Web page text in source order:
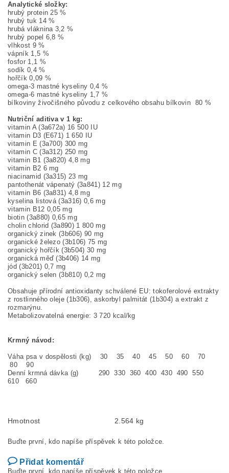
Analytické složky:
hrubý protein 25 %
hrubý tuk 14 %
hrubá vláknina 3,2 %
hrubý popel 6,8 %
vlhkost 9 %
vápník 1,5 %
fosfor 1,1 %
sodík 0,4 %
hořčík 0,09 %
omega-3 mastné kyseliny 0,4 %
omega-6 mastné kyseliny 1,7 %
bílkoviny živočišného původu z celkového obsahu bílkovin 80 %
Nutriční aditiva v 1 kg:
vitamin A (3a672a) 16 500 IU
vitamin D3 (E671) 1 650 IU
vitamin E (3a700) 300 mg
vitamin C (3a312) 250 mg
vitamin B1 (3a820) 4,8 mg
vitamin B2 6 mg
niacinamid (3a315) 23 mg
pantothenát vápenatý (3a841) 12 mg
vitamin B6 (3a831) 4,8 mg
kyselina listová (3a316) 0,6 mg
vitamin B12 0,05 mg
biotin (3a880) 0,65 mg
cholin chlorid (3a890) 1 800 mg
organický zinek (3b606) 90 mg
organické železo (3b106) 75 mg
organický hořčík (3b504) 30 mg
organická měď (3b406) 14 mg
jód (3b201) 0,7 mg
organický selen (3b810) 0,2 mg
Obsahuje přírodní antioxidanty schválené EU: tokoferolové extrakty
z rostlinného oleje (1b306), askorbyl palmitát (1b304) a extrakt z
rozmarýnu.
Metabolizovatelná energie: 3 720 kcal/kg
Krmný návod:
Váha psa v dospělosti (kg) 30 35 40 45 50 60 70
80 90
Denní krmná dávka (g) 290 330 360 400 430 490 550
610 660
Hmotnost 2.564 kg
Buďte první, kdo napíše příspěvek k této položce.
Přidat komentář
Buďte první, kdo napíše příspěvek k této položce.